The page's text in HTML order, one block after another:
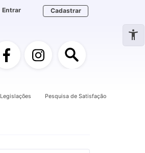
Entrar Cadastrar
Legislações Pesquisa de Satisfação